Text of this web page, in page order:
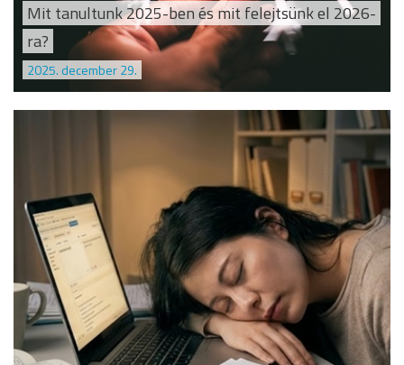
Mit tanultunk 2025-ben és mit felejtsünk el 2026-
ra?
2025. december 29.